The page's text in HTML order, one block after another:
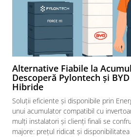
Aparataj
Aparataj modular
Intrerupator
Functii speciale
Rama ornament
Aplicat (PT)
Intrerupator
Modular
Alternative Fiabile la
Descoperă Pylontech și
Hibride
Soluții eficiente și disponibile prin
unui acumulator compatibil cu
mulți instalatori și clienți finali se
majore: prețul ridicat și